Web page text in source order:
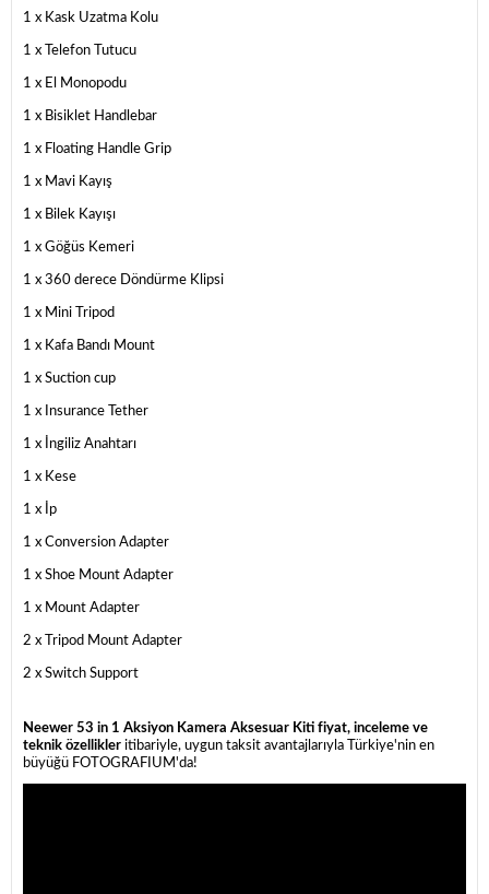
Neewer 53 in 1 Aksiyon Kamera Aksesuar Kiti fiyat, inceleme ve
teknik özellikler itibariyle, uygun taksit avantajlarıyla Türkiye'nin en
büyüğü FOTOGRAFIUM'da!
1 x Kask Uzatma Kolu
1 x Telefon Tutucu
1 x El Monopodu
1 x Bisiklet Handlebar
1 x Floating Handle Grip
1 x Mavi Kayış
1 x Bilek Kayışı
1 x Göğüs Kemeri
1 x 360 derece Döndürme Klipsi
1 x Mini Tripod
1 x Kafa Bandı Mount
1 x Suction cup
1 x Insurance Tether
1 x İngiliz Anahtarı
1 x Kese
1 x İp
1 x Conversion Adapter
1 x Shoe Mount Adapter
1 x Mount Adapter
2 x Tripod Mount Adapter
2 x Switch Support